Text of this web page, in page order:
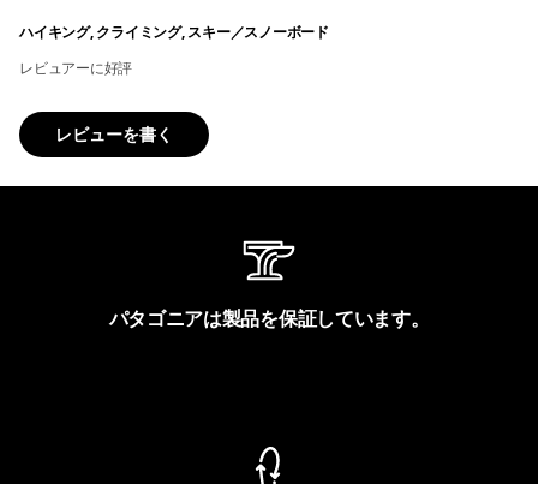
ハイキング, クライミング, スキー／スノーボード
レビュアーに好評
レビューを書く
パタゴニアは製品を保証しています。